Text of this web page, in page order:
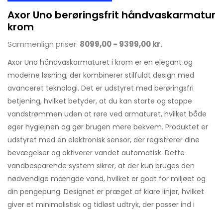
Axor Uno berøringsfrit håndvaskarmatur
krom
Sammenlign priser: 8099,00 - 9399,00 kr.
Axor Uno håndvaskarmaturet i krom er en elegant og
moderne løsning, der kombinerer stilfuldt design med
avanceret teknologi. Det er udstyret med berøringsfri
betjening, hvilket betyder, at du kan starte og stoppe
vandstrømmen uden at røre ved armaturet, hvilket både
øger hygiejnen og gør brugen mere bekvem. Produktet er
udstyret med en elektronisk sensor, der registrerer dine
bevægelser og aktiverer vandet automatisk. Dette
vandbesparende system sikrer, at der kun bruges den
nødvendige mængde vand, hvilket er godt for miljøet og
din pengepung. Designet er præget af klare linjer, hvilket
giver et minimalistisk og tidløst udtryk, der passer ind i